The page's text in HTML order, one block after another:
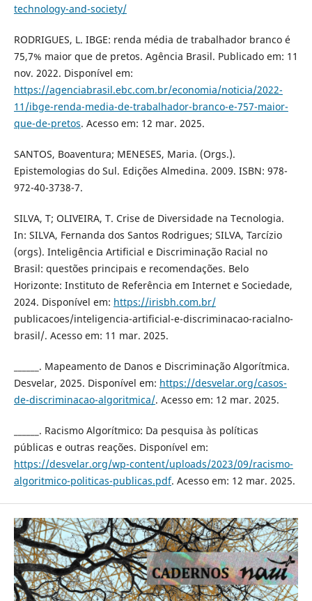
technology-and-society/
RODRIGUES, L. IBGE: renda média de trabalhador branco é
75,7% maior que de pretos. Agência Brasil. Publicado em: 11
nov. 2022. Disponível em:
https://agenciabrasil.ebc.com.br/economia/noticia/2022-
11/ibge-renda-media-de-trabalhador-branco-e-757-maior-
que-de-pretos. Acesso em: 12 mar. 2025.
SANTOS, Boaventura; MENESES, Maria. (Orgs.).
Epistemologias do Sul. Edições Almedina. 2009. ISBN: 978-
972-40-3738-7.
SILVA, T; OLIVEIRA, T. Crise de Diversidade na Tecnologia.
In: SILVA, Fernanda dos Santos Rodrigues; SILVA, Tarcízio
(orgs). Inteligência Artificial e Discriminação Racial no
Brasil: questões principais e recomendações. Belo
Horizonte: Instituto de Referência em Internet e Sociedade,
2024. Disponível em: https://irisbh.com.br/
publicacoes/inteligencia-artificial-e-discriminacao-racialno-
brasil/. Acesso em: 11 mar. 2025.
______. Mapeamento de Danos e Discriminação Algorítmica.
Desvelar, 2025. Disponível em: https://desvelar.org/casos-
de-discriminacao-algoritmica/. Acesso em: 12 mar. 2025.
______. Racismo Algorítmico: Da pesquisa às políticas
públicas e outras reações. Disponível em:
https://desvelar.org/wp-content/uploads/2023/09/racismo-
algoritmico-politicas-publicas.pdf. Acesso em: 12 mar. 2025.